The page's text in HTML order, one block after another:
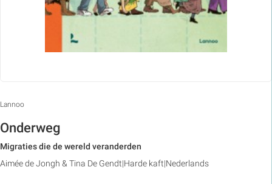
Lannoo
Onderweg
Migraties die de wereld veranderden
Aimée de Jongh & Tina De Gendt Harde kaft Nederlands